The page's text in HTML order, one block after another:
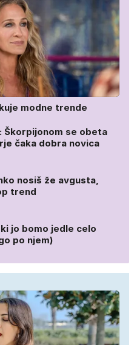
modne trende
Škorpijonom se obeta
čaka dobra novica
nosiš že avgusta,
trend
jo bomo jedle celo
po njem)